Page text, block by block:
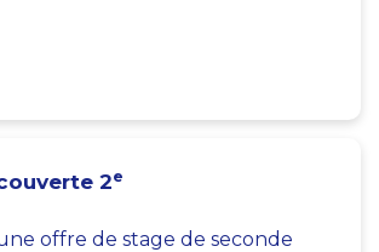
2e
offre de stage de seconde